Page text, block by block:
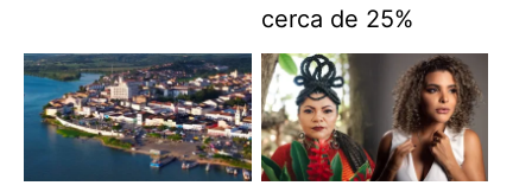
cerca de 25%